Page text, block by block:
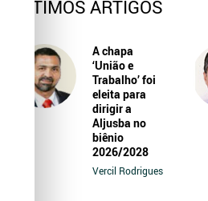
ÚLTIMOS ARTIGOS
A chapa
‘União e
Trabalho’ foi
eleita para
dirigir a
Aljusba no
biênio
2026/2028
Vercil Rodrigues